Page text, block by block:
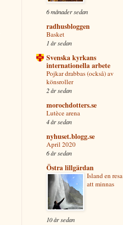
6 månader sedan
radhusbloggen
Basket
1 år sedan
Svenska kyrkans
internationella arbete
Pojkar drabbas (också) av
könsroller
2 år sedan
morochdotters.se
Lutèce arena
4 år sedan
nyhuset.blogg.se
April 2020
6 år sedan
Östra lillgärdan
Island en resa
att minnas
10 år sedan